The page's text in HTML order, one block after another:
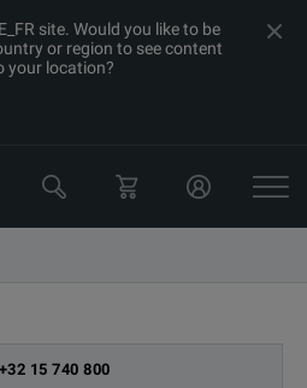
site. Would you like to be
or region to see content
your location?
+32 15 740 800